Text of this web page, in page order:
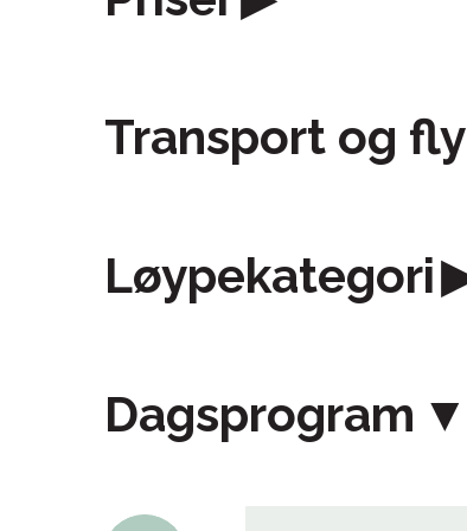
Transport og fly
Løypekategori
Dagsprogram